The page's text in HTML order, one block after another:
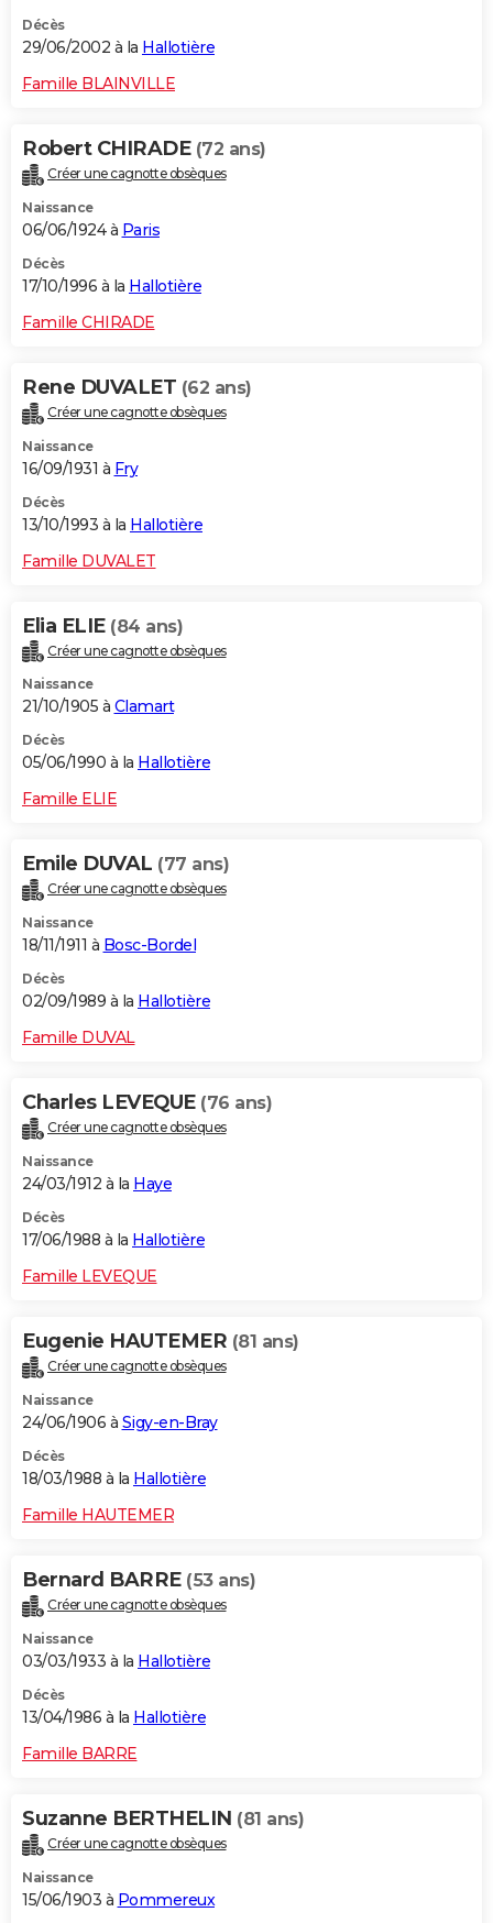
Décès
29/06/2002 à la Hallotière
Famille BLAINVILLE
Robert CHIRADE (72 ans)
Créer une cagnotte obsèques
Naissance
06/06/1924 à Paris
Décès
17/10/1996 à la Hallotière
Famille CHIRADE
Rene DUVALET (62 ans)
Créer une cagnotte obsèques
Naissance
16/09/1931 à Fry
Décès
13/10/1993 à la Hallotière
Famille DUVALET
Elia ELIE (84 ans)
Créer une cagnotte obsèques
Naissance
21/10/1905 à Clamart
Décès
05/06/1990 à la Hallotière
Famille ELIE
Emile DUVAL (77 ans)
Créer une cagnotte obsèques
Naissance
18/11/1911 à Bosc-Bordel
Décès
02/09/1989 à la Hallotière
Famille DUVAL
Charles LEVEQUE (76 ans)
Créer une cagnotte obsèques
Naissance
24/03/1912 à la Haye
Décès
17/06/1988 à la Hallotière
Famille LEVEQUE
Eugenie HAUTEMER (81 ans)
Créer une cagnotte obsèques
Naissance
24/06/1906 à Sigy-en-Bray
Décès
18/03/1988 à la Hallotière
Famille HAUTEMER
Bernard BARRE (53 ans)
Créer une cagnotte obsèques
Naissance
03/03/1933 à la Hallotière
Décès
13/04/1986 à la Hallotière
Famille BARRE
Suzanne BERTHELIN (81 ans)
Créer une cagnotte obsèques
Naissance
15/06/1903 à Pommereux